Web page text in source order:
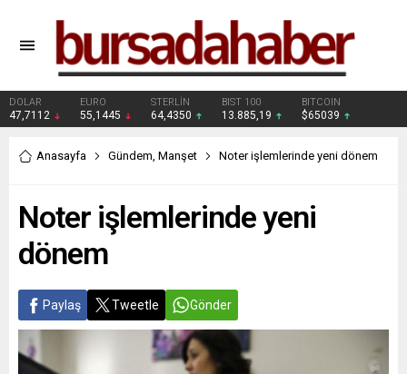
DOLAR
47,7112
EURO
55,1445
STERLİN
64,4350
BIST 100
13.885,19
BITCOIN
$65039
Anasayfa Gündem, Manşet Noter işlemlerinde yeni dönem
Noter işlemlerinde yeni
dönem
Paylaş Tweetle Gönder